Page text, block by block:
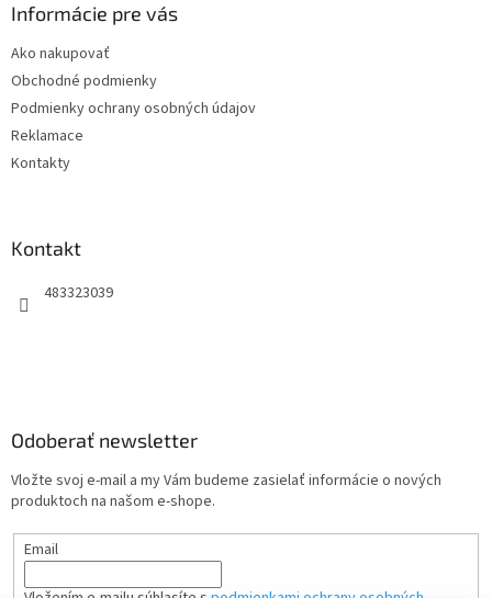
Informácie pre vás
Ako nakupovať
Obchodné podmienky
Podmienky ochrany osobných údajov
Reklamace
Kontakty
Kontakt
483323039
Odoberať newsletter
Vložte svoj e-mail a my Vám budeme zasielať informácie o nových
produktoch na našom e-shope.
Email